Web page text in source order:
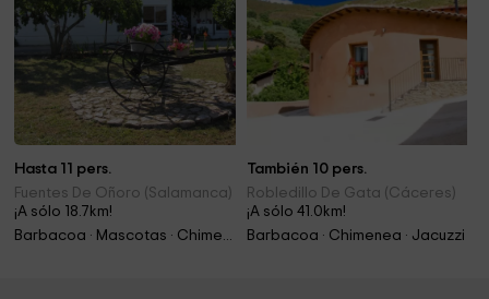
Hasta 11 pers.
Fuentes De Oñoro (Salamanca)
¡A sólo 18.7km!
Barbacoa · Mascotas · Chimenea
También 10 pers.
Robledillo De Gata (Cáceres)
¡A sólo 41.0km!
Barbacoa · Chimenea · Jacuzzi